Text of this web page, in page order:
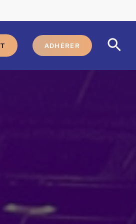
T ADHÉRER